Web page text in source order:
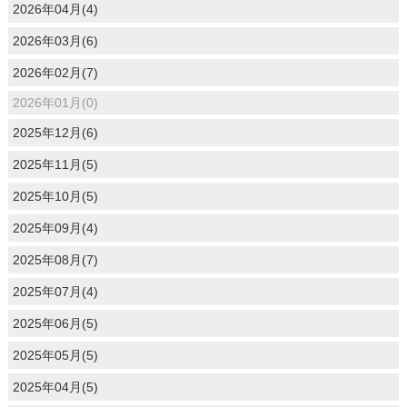
2026年04月(4)
2026年03月(6)
2026年02月(7)
2026年01月(0)
2025年12月(6)
2025年11月(5)
2025年10月(5)
2025年09月(4)
2025年08月(7)
2025年07月(4)
2025年06月(5)
2025年05月(5)
2025年04月(5)